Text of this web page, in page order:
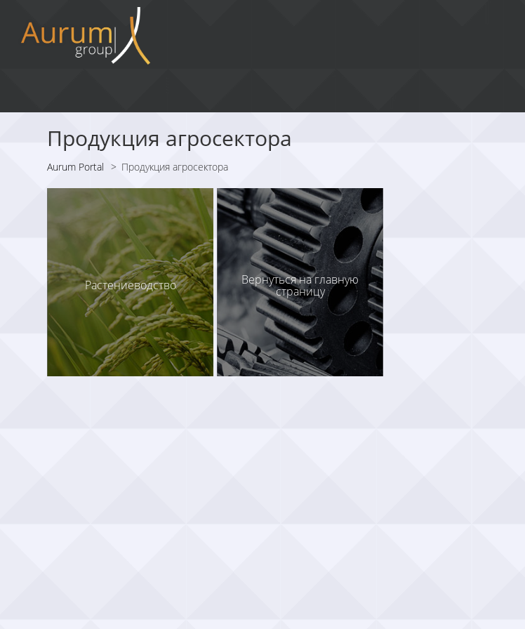
Продукция агросектора
Aurum Portal > Продукция агросектора
Растениеводство Вернуться на главную
страницу